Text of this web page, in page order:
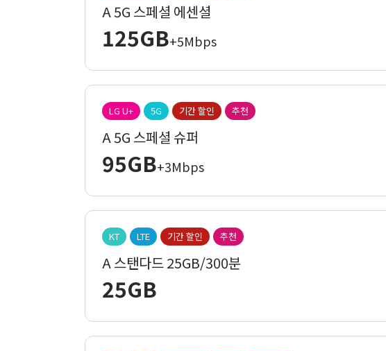
A 5G 스페셜 에센셜
125GB+5Mbps
LG U+ 5G 기간 할인 추천
A 5G 스페셜 슈퍼
95GB+3Mbps
KT LTE 기간 할인 추천
A 스탠다드 25GB/300분
25GB